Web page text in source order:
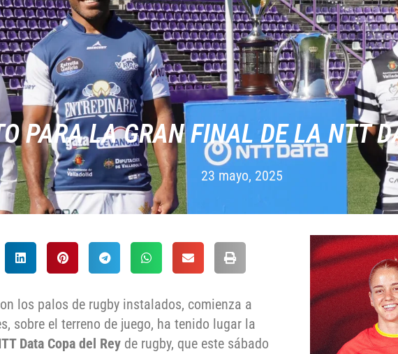
PARA LA GRAN FINAL DE LA NTT
23 mayo, 2025
los palos de rugby instalados, comienza a
sobre el terreno de juego, ha tenido lugar la
Data Copa del Rey de rugby, que este sábado